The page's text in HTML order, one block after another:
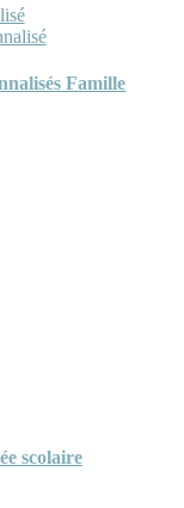
Famille
scolaire